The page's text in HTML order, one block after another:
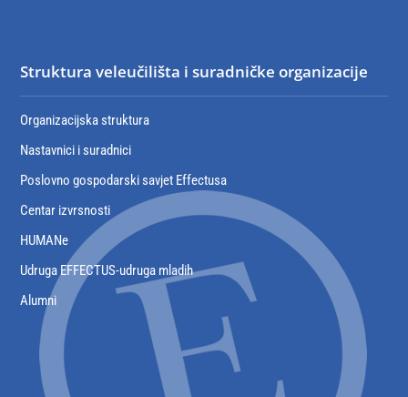
Struktura veleučilišta i suradničke organizacije
Organizacijska struktura
Nastavnici i suradnici
Poslovno gospodarski savjet Effectusa
Centar izvrsnosti
HUMANe
Udruga EFFECTUS-udruga mladih
Alumni